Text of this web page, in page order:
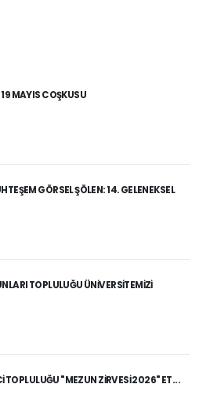
MAYIS COŞKUSU
GÖRSEL ŞÖLEN: 14. GELENEKSEL
TOPLULUĞU ÜNIVERSITEMIZI
TOPLULUĞU "MEZUN ZIRVESI 2026" ET...